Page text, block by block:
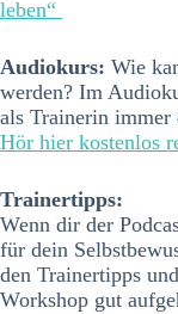
leben“
Audiokurs: Wie
werden? Im
als Trainerin immer
Hör hier kostenlos
Trainertipps:
Wenn dir der
für dein
den Trainertipps
Workshop gut